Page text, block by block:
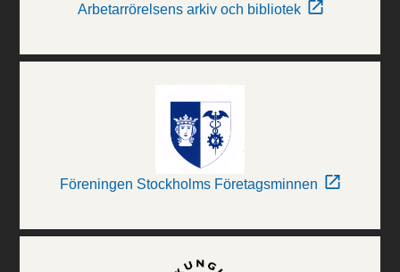
Arbetarrörelsens arkiv och bibliotek
Föreningen Stockholms Företagsminnen